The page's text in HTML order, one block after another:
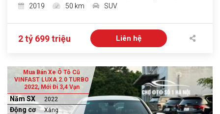
2019
50 km SUV
2 tỷ 699 triệu Liên hệ
Mua Bán Xe Ô Tô Cũ
VINFAST LUXA 2.0 TURBO
2022, Mới Đi 3,4 Vạn
Năm SX 2022
Động cơ Xăng